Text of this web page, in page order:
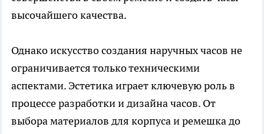
высочайшего качества.
Однако искусство создания наручных часов не
ограничивается только техническими
аспектами. Эстетика играет ключевую роль в
процессе разработки и дизайна часов. От
выбора материалов для корпуса и ремешка до